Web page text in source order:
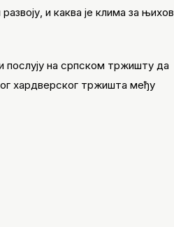
и каква је клима за њихов
на српском тржишту да
хардверског тржишта међу